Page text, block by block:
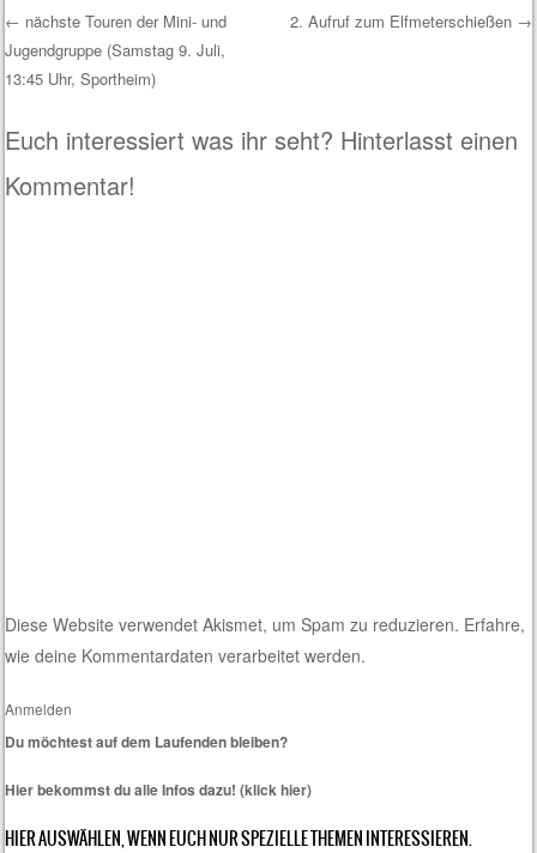
Post navigation
← nächste Touren der Mini- und
Jugendgruppe (Samstag 9. Juli,
13:45 Uhr, Sportheim)
2. Aufruf zum Elfmeterschießen →
Euch interessiert was ihr seht? Hinterlasst einen
Kommentar!
Diese Website verwendet Akismet, um Spam zu reduzieren. Erfahre,
wie deine Kommentardaten verarbeitet werden.
Anmelden
Du möchtest auf dem Laufenden bleiben?
Hier bekommst du alle Infos dazu! (klick hier)
HIER AUSWÄHLEN, WENN EUCH NUR SPEZIELLE THEMEN INTERESSIEREN.